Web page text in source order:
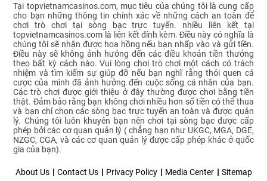
Tại topvietnamcasinos.com, mục tiêu của chúng tôi là cung cấp
cho bạn những thông tin chính xác về những cách an toàn để
chơi trò chơi tại sòng bạc trực tuyến. nhiều liên kết tại
topvietnamcasinos.com là liên kết đính kèm. Điều này có nghĩa là
chúng tôi sẽ nhận được hoa hồng nếu bạn nhấp vào và gửi tiền.
Điều này sẽ không ảnh hưởng đến các điều khoản tiền thưởng
theo bất kỳ cách nào. Vui lòng chơi trò chơi một cách có trách
nhiệm và tìm kiếm sự giúp đỡ nếu bạn nghĩ rằng thói quen cá
cược của mình đã ảnh hưởng đến cuộc sống cá nhân của bạn.
Các trò chơi được giới thiệu ở đây thường được chơi bằng tiền
thật. Đảm bảo rằng bạn không chơi nhiều hơn số tiền có thể thua
và bạn chỉ chọn các sòng bạc trực tuyến an toàn và được quản
lý. Chúng tôi luôn khuyên bạn nên chơi tại sòng bạc được cấp
phép bởi các cơ quan quản lý ( chẳng hạn như UKGC, MGA, DGE,
NZGC, CGA, và các cơ quan quản lý được cấp phép khác ở quốc
gia của bạn).
About Us Contact Us Privacy Policy Media Center Sitemap